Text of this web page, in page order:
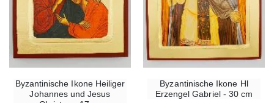
Byzantinische Ikone Heiliger
Johannes und Jesus
Byzantinische Ikone Hl
Erzengel Gabriel - 30 cm